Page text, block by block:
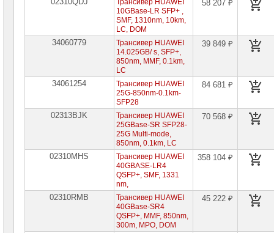
компьютеров
серверов
питания
ПО
Термошкафы
Специальные
Трансивер HUAWEI
10GBase-LR SFP+ ,
SMF, 1310nm, 10km,
LC, DOM
58 207 ₽
34060779
Трансивер HUAWEI
14.025GB/ s, SFP+,
850nm, MMF, 0.1km,
LC
39 849 ₽
34061254
Трансивер HUAWEI
25G-850nm-0.1km-
SFP28
84 681 ₽
02313BJK
Трансивер HUAWEI
25GBase-SR SFP28-
25G Multi-mode,
850nm, 0.1km, LC
70 568 ₽
02310MHS
Трансивер HUAWEI
40GBASE-LR4
QSFP+, SMF, 1331
nm,
358 104 ₽
02310RMB
Трансивер HUAWEI
40GBase-SR4
QSFP+, MMF, 850nm,
300m, MPO, DOM
45 222 ₽